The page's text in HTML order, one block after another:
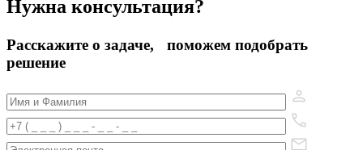
Нужна консультация?
Расскажите о задаче, поможем подобрать
решение